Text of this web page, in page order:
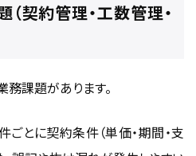
契約管理・工数管理・
課題があります。
ごとに契約条件（単価・期間・支